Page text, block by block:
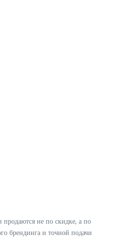
не по скидке, а по
брендинга и точной подачи